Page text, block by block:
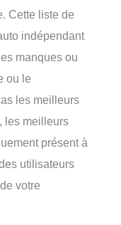
Cette liste de
indépendant
manques ou
ou le
les meilleurs
les meilleurs
présent à
utilisateurs
votre